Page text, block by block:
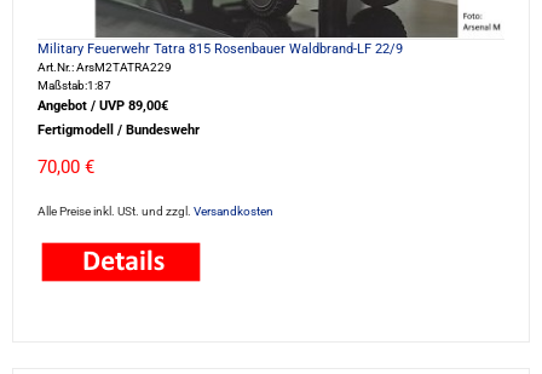
Military Feuerwehr Tatra 815 Rosenbauer Waldbrand-LF 22/9
Art.Nr.: ArsM2TATRA229
Maßstab:1:87
Angebot / UVP 89,00€
Fertigmodell / Bundeswehr
70,00 €
Alle Preise inkl. USt. und zzgl. Versandkosten